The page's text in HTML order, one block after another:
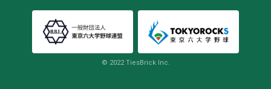
© 2022 TiesBrick Inc.